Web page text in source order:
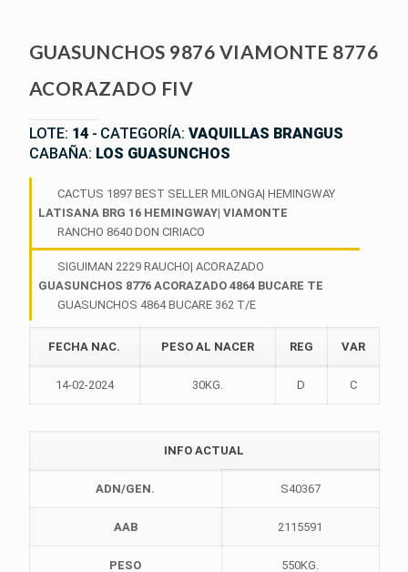
GUASUNCHOS 9876 VIAMONTE 8776
ACORAZADO FIV
LOTE: 14- CATEGORÍA: VAQUILLAS BRANGUS
CABAÑA: LOS GUASUNCHOS
CACTUS 1897 BEST SELLER MILONGA| HEMINGWAY
LATISANA BRG 16 HEMINGWAY| VIAMONTE
RANCHO 8640 DON CIRIACO
SIGUIMAN 2229 RAUCHO| ACORAZADO
GUASUNCHOS 8776 ACORAZADO 4864 BUCARE TE
GUASUNCHOS 4864 BUCARE 362 T/E
FECHA NAC. PESO AL NACER REG VAR
14-02-2024 30KG. D C
INFO ACTUAL
ADN/GEN. S40367
AAB 2115591
PESO 550KG.